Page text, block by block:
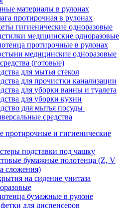
материалы в рулонах
протирочная в рулонах
гигиенические одноразовые
медицинские одноразовые
протирочные в рулонах
медицинские одноразовые
(готовые)
для мытья стекол
для прочистки канализации
для уборки ванны и туалета
для уборки кухни
для мытья посуды
средства
протирочные и гигиенические
подставки под чашку
бумажные полотенца (Z, V
сложения)
на сидение унитаза
бумажные в рулоне
для диспенсеров